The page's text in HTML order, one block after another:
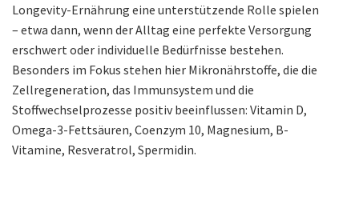
Longevity-Ernährung eine unterstützende Rolle spielen
– etwa dann, wenn der Alltag eine perfekte Versorgung
erschwert oder individuelle Bedürfnisse bestehen.
Besonders im Fokus stehen hier Mikronährstoffe, die die
Zellregeneration, das Immunsystem und die
Stoffwechselprozesse positiv beeinflussen: Vitamin D,
Omega-3-Fettsäuren, Coenzym 10, Magnesium, B-
Vitamine, Resveratrol, Spermidin.